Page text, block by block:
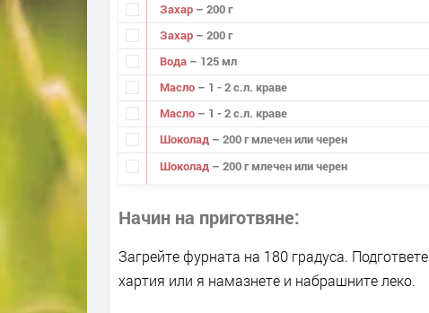
Захар – 200 г
Захар – 200 г
Вода – 125 мл
Масло – 1 - 2 с.л. краве
Масло – 1 - 2 с.л. краве
Шоколад – 200 г млечен или черен
Шоколад – 200 г млечен или черен
Начин на приготвяне
Загрейте фурната на 180 градуса.
хартия или я намазнете и набрашните леко.